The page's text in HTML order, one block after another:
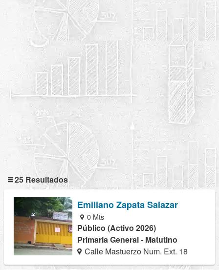
25 Resultados
Emiliano Zapata Salazar
0 Mts
Público (Activo 2026)
Primaria General - Matutino
Calle Mastuerzo Num. Ext. 18